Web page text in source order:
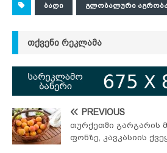
ᲑᲐᲦᲘ ᲒᲚᲝᲑᲐᲚᲣᲠᲘ
ᲗᲥᲕᲔᲜᲘ ᲠᲔᲙᲚᲐᲛᲐ
PREVIOUS
თურქეთში გარგარის
ფონზე, კავკასიის